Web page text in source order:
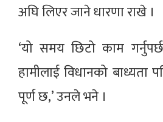
अघि लिएर जाने धारणा राखे ।
‘यो समय छिटो काम
हामीलाई विधानको बाध्यता
पूर्ण छ,’ उनले भने ।